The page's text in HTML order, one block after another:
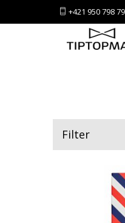
+421 950 798
Filter